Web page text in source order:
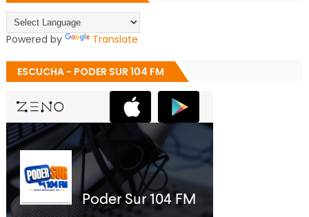
Powered by Translate
ESCUCHA - PODER SUR 104 FM